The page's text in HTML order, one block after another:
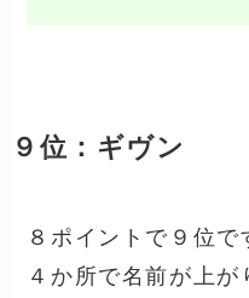
９位：ギヴン
８ポイントで９位で
４か所で名前が上